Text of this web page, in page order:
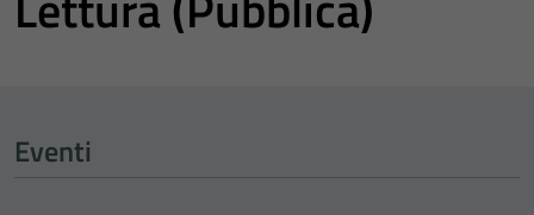
Eventi